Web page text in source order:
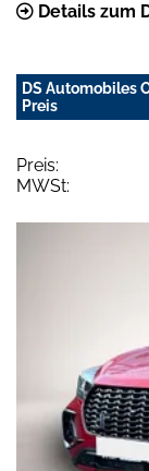
Details zum
DS Automobiles
Preis
Preis:
MWSt: